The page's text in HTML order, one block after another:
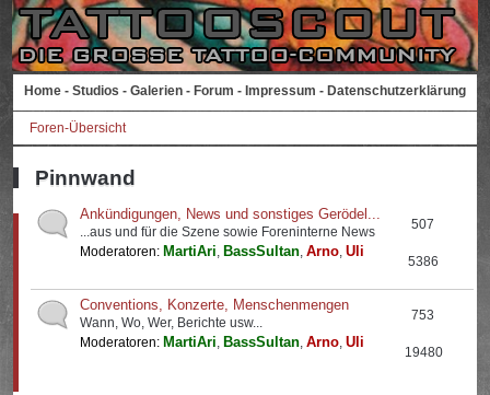
Home - Studios - Galerien - Forum - Impressum - Datenschutzerklärung
Foren-Übersicht
Pinnwand
Ankündigungen, News und sonstiges Gerödel...
...aus und für die Szene sowie Foreninterne News
Moderatoren: MartiAri, BassSultan,Arno,Uli
507
5386
Conventions, Konzerte, Menschenmengen
Wann, Wo, Wer, Berichte usw...
Moderatoren: MartiAri, BassSultan,Arno,Uli
753
19480